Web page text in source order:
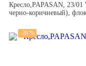
Кресло,PAPASAN, 23/
черно-коричневый),
-20 %